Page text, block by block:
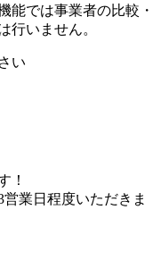
能では事業者の比較・
行いません。
い
！
業日程度いただきま